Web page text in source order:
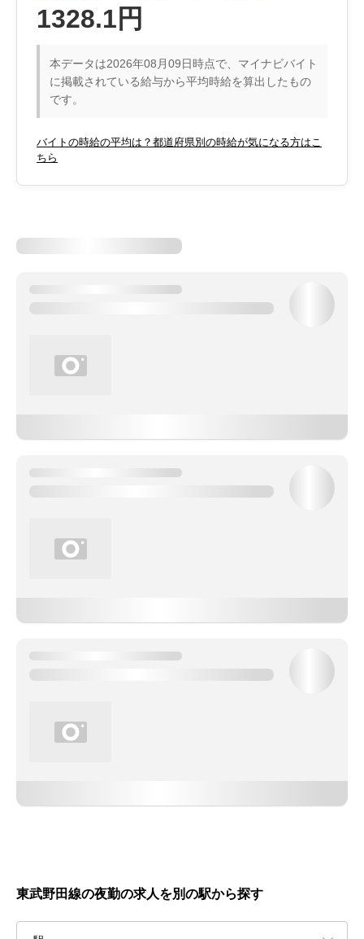
1328.1円
本データは2026年08月09日時点で、マイナビバイト
に掲載されている給与から平均時給を算出したもの
です。
バイトの時給の平均は？都道府県別の時給が気になる方はこ
ちら
東武野田線の夜勤の求人を別の駅から探す